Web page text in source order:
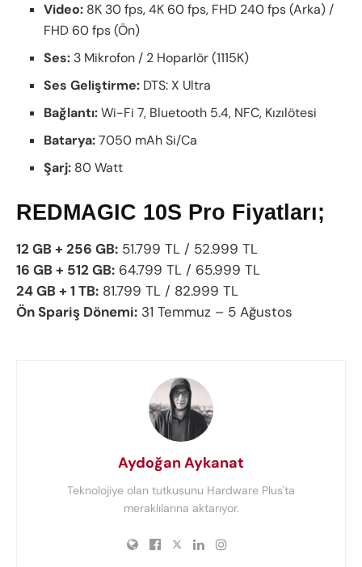
Video: 8K 30 fps, 4K 60 fps, FHD 240 fps (Arka) /
FHD 60 fps (Ön)
Ses: 3 Mikrofon / 2 Hoparlör (1115K)
Ses Geliştirme: DTS: X Ultra
Bağlantı:Wi-Fi 7, Bluetooth 5.4, NFC, Kızılötesi
Batarya:7050 mAh Si/Ca
Şarj: 80 Watt
REDMAGIC 10S Pro Fiyatları;
12 GB + 256 GB: 51.799 TL / 52.999 TL
16 GB + 512 GB: 64.799 TL / 65.999 TL
24 GB + 1 TB: 81.799 TL / 82.999 TL
Ön Spariş Dönemi: 31 Temmuz – 5 Ağustos
Aydoğan Aykanat
Teknolojiye olan tutkusunu Hardware Plus'ta
meraklılarına aktarıyor.